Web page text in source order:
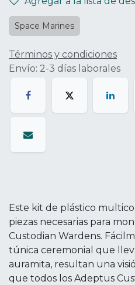
Space Marines
Términos y condiciones
Envío: 2-3 días laborales
Este kit de plástico
piezas necesarias para
Custodian Wardens.
túnica ceremonial que
auramita, resultan una
que todos los Adeptus